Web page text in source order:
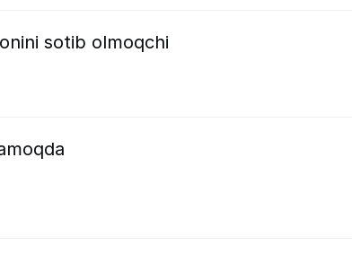
sotib olmoqchi